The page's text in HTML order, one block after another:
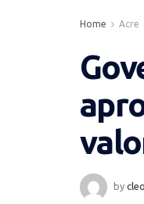
Home Acre
by